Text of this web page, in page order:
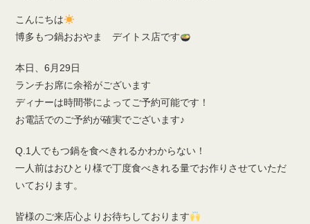
こんにちは
博多もつ鍋おおやま デイトス店です
本日、6月29日
ランチお席に余裕がございます
ディナーは時間帯によってご予約可能です！
お電話でのご予約が確実でございます♪
Q.1人でもつ鍋を食べきれるかわからない！
一人前はおひとり様で丁度食べきれる量でお作りさせていただ
いております。
皆様のご来店心よりお待ちしております